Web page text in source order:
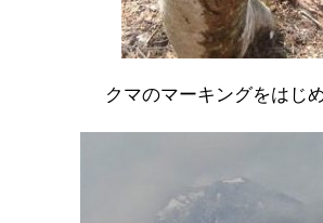
クマのマーキングをはじ